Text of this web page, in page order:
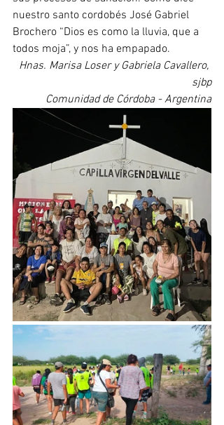
nuestro santo cordobés José Gabriel
Brochero “Dios es como la lluvia, que a
todos moja”, y nos ha empapado.
Hnas. Marisa Loser y Gabriela Cavallero,
sjbp
Comunidad de Córdoba - Argentina